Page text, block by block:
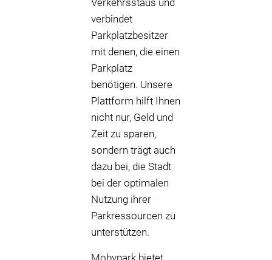
Verkehrsstaus und
verbindet
Parkplatzbesitzer
mit denen, die einen
Parkplatz
benötigen. Unsere
Plattform hilft Ihnen
nicht nur, Geld und
Zeit zu sparen,
sondern trägt auch
dazu bei, die Stadt
bei der optimalen
Nutzung ihrer
Parkressourcen zu
unterstützen.